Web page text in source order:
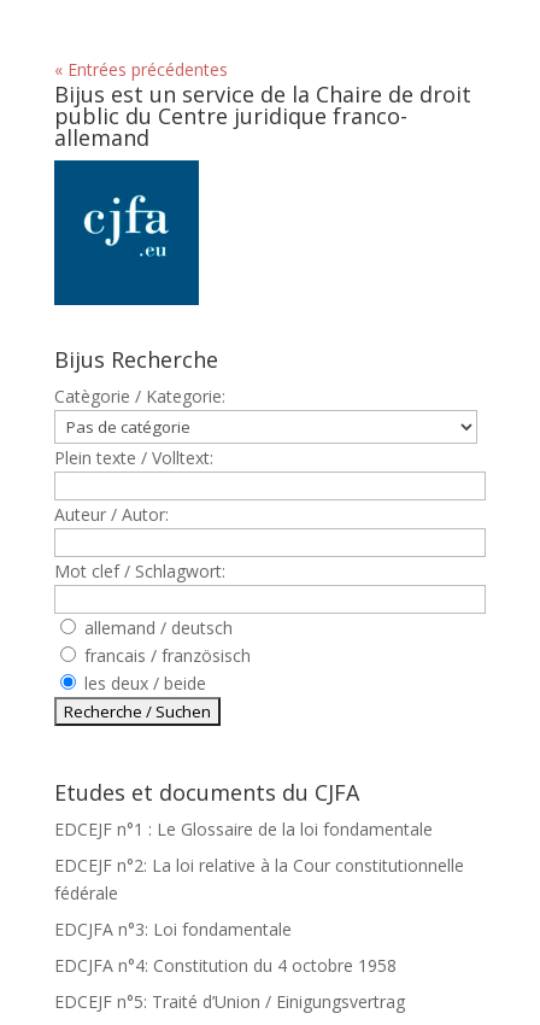
« Entrées précédentes
Bijus est un service de la Chaire de droit
public du Centre juridique franco-
allemand
Bijus Recherche
Catègorie / Kategorie:
Plein texte / Volltext:
Auteur / Autor:
Mot clef / Schlagwort:
allemand / deutsch
francais / französisch
les deux / beide
Etudes et documents du CJFA
EDCEJF n°1 : Le Glossaire de la loi fondamentale
EDCEJF n°2: La loi relative à la Cour constitutionnelle
fédérale
EDCJFA n°3: Loi fondamentale
EDCJFA n°4: Constitution du 4 octobre 1958
EDCEJF n°5: Traité d’Union / Einigungsvertrag